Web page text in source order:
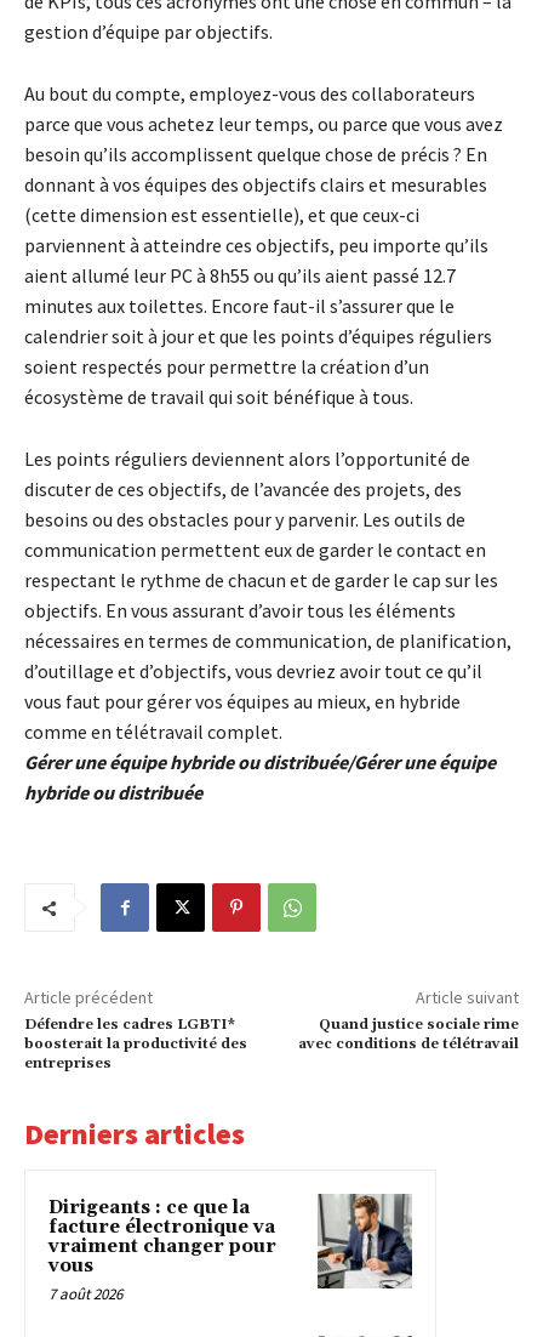
gestion d’équipe par objectifs.
Au bout du compte, employez-vous des collaborateurs
parce que vous achetez leur temps, ou parce que vous avez
besoin qu’ils accomplissent quelque chose de précis ? En
donnant à vos équipes des objectifs clairs et mesurables
(cette dimension est essentielle), et que ceux-ci
parviennent à atteindre ces objectifs, peu importe qu’ils
aient allumé leur PC à 8h55 ou qu’ils aient passé 12.7
minutes aux toilettes. Encore faut-il s’assurer que le
calendrier soit à jour et que les points d’équipes réguliers
soient respectés pour permettre la création d’un
écosystème de travail qui soit bénéfique à tous.
Les points réguliers deviennent alors l’opportunité de
discuter de ces objectifs, de l’avancée des projets, des
besoins ou des obstacles pour y parvenir. Les outils de
communication permettent eux de garder le contact en
respectant le rythme de chacun et de garder le cap sur les
objectifs. En vous assurant d’avoir tous les éléments
nécessaires en termes de communication, de planification,
d’outillage et d’objectifs, vous devriez avoir tout ce qu’il
vous faut pour gérer vos équipes au mieux, en hybride
comme en télétravail complet.
Gérer une équipe hybride ou distribuée/Gérer une équipe
hybride ou distribuée
Article précédent
Défendre les cadres LGBTI*
boosterait la productivité des
entreprises
Article suivant
Quand justice sociale rime
avec conditions de télétravail
Derniers articles
Dirigeants : ce que la
facture électronique va
vraiment changer pour
vous
7 août 2026